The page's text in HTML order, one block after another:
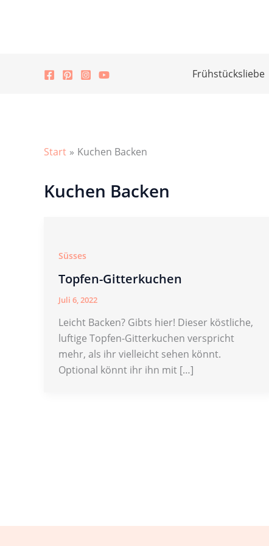
Frühstücksliebe
Start Kuchen Backen
Kuchen Backen
Süsses
Topfen-Gitterkuchen
Juli 6, 2022
Leicht Backen? Gibts hier! Dieser köstliche,
luftige Topfen-Gitterkuchen verspricht
mehr, als ihr vielleicht sehen könnt.
Optional könnt ihr ihn mit […]